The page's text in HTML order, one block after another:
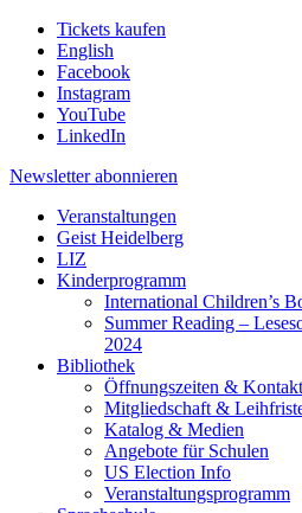
Tickets kaufen
English
Facebook
Instagram
YouTube
LinkedIn
Newsletter abonnieren
Veranstaltungen
Geist Heidelberg
LIZ
Kinderprogramm
International Children’s
Summer Reading –
2024
Bibliothek
Öffnungszeiten & Kontakt
Mitgliedschaft &
Katalog & Medien
Angebote für Schulen
US Election Info
Veranstaltungsprogramm